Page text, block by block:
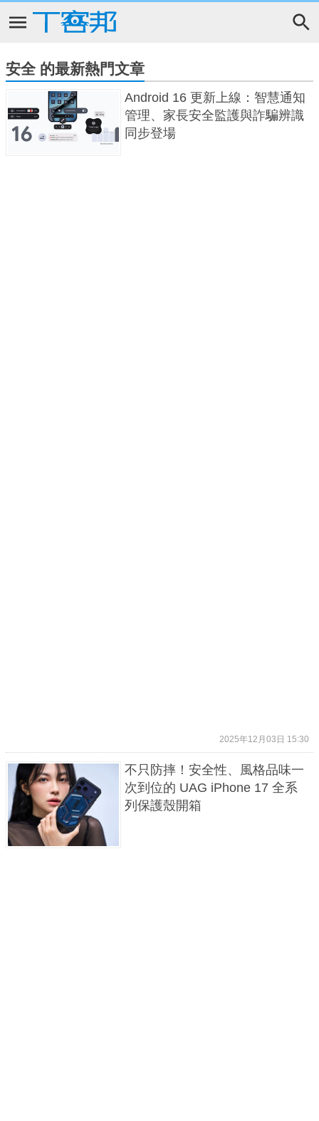
安全 的最新熱門文章
Android 16 更新上線：智慧通知
管理、家長安全監護與詐騙辨識
同步登場
2025年12月03日 15:30
不只防摔！安全性、風格品味一
次到位的 UAG iPhone 17 全系
列保護殼開箱